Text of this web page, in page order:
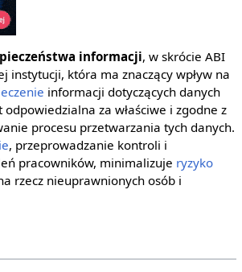
informacji, w skrócie ABI
instytucji, która ma znaczący wpływ na
informacji dotyczących danych
za właściwe i zgodne z
procesu przetwarzania tych danych.
, przeprowadzanie kontroli i
pracowników, minimalizuje ryzyko
rzecz nieuprawnionych osób i